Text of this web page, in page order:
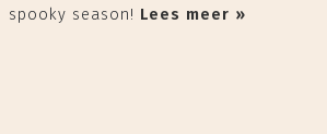
spooky season! Lees meer »